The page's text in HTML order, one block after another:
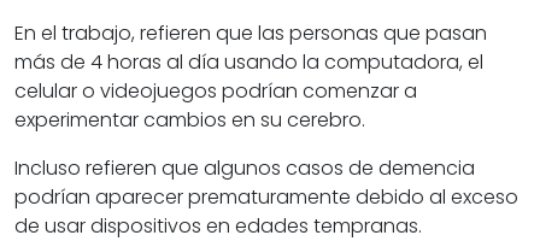
En el trabajo, refieren que las personas que pasan
más de 4 horas al día usando la computadora, el
celular o videojuegos podrían comenzar a
experimentar cambios en su cerebro.
Incluso refieren que algunos casos de demencia
podrían aparecer prematuramente debido al exceso
de usar dispositivos en edades tempranas.